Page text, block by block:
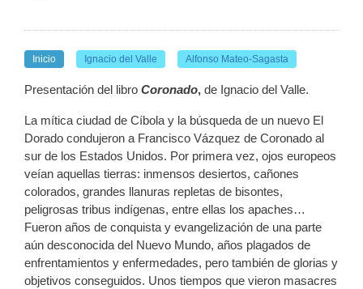
Inicio Ignacio del Valle Alfonso Mateo-Sagasta
Presentación del libro Coronado, de Ignacio del Valle.
La mítica ciudad de Cíbola y la búsqueda de un nuevo El
Dorado condujeron a Francisco Vázquez de Coronado al
sur de los Estados Unidos. Por primera vez, ojos europeos
veían aquellas tierras: inmensos desiertos, cañones
colorados, grandes llanuras repletas de bisontes,
peligrosas tribus indígenas, entre ellas los apaches…
Fueron años de conquista y evangelización de una parte
aún desconocida del Nuevo Mundo, años plagados de
enfrentamientos y enfermedades, pero también de glorias y
objetivos conseguidos. Unos tiempos que vieron masacres